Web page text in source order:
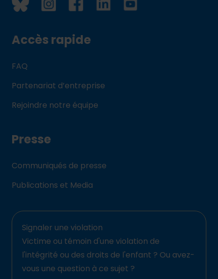
Accès rapide
FAQ
Partenariat d’entreprise
Rejoindre notre équipe
Presse
Communiqués de presse
Publications et Media
Signaler une violation
Victime ou témoin d'une violation de
l'intégrité ou des droits de l'enfant ? Ou avez-
vous une question à ce sujet ?